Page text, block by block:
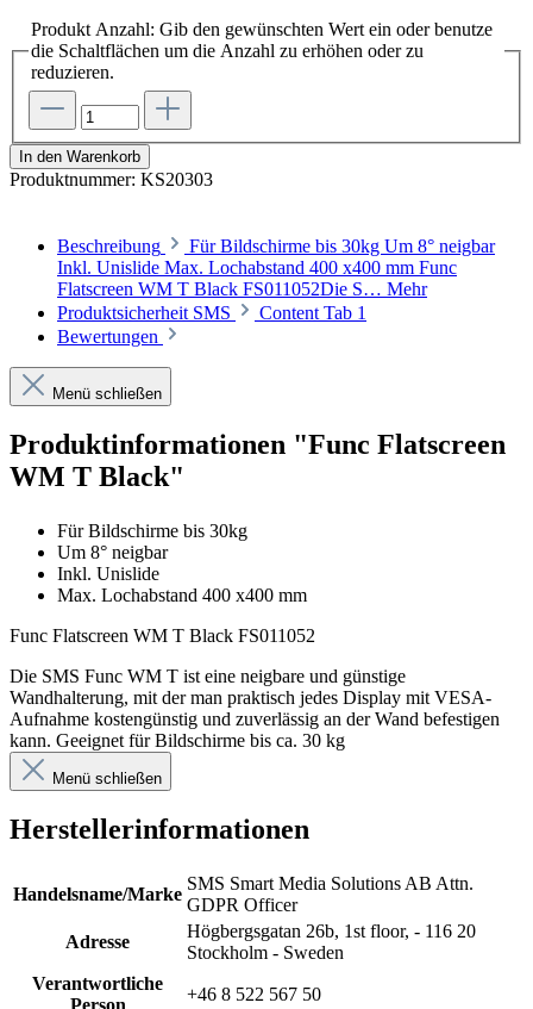
Produkt Anzahl: Gib den gewünschten Wert ein oder benutze
die Schaltflächen um die Anzahl zu erhöhen oder zu
reduzieren.
In den Warenkorb
Produktnummer: KS20303
Beschreibung
Für Bildschirme bis 30kg Um 8° neigbar
Inkl. Unislide Max. Lochabstand 400 x400 mm Func
Flatscreen WM T Black FS011052Die S… Mehr
Produktsicherheit SMS
Content Tab 1
Bewertungen
Menü schließen
Produktinformationen "Func Flatscreen
WM T Black"
Für Bildschirme bis 30kg
Um 8° neigbar
Inkl. Unislide
Max. Lochabstand 400 x400 mm
Func Flatscreen WM T Black FS011052
Die SMS Func WM T ist eine neigbare und günstige
Wandhalterung, mit der man praktisch jedes Display mit VESA-
Aufnahme kostengünstig und zuverlässig an der Wand befestigen
kann. Geeignet für Bildschirme bis ca. 30 kg
Menü schließen
Herstellerinformationen
Handelsname/Marke
SMS Smart Media Solutions AB Attn.
GDPR Officer
Adresse
Högbergsgatan 26b, 1st floor, - 116 20
Stockholm - Sweden
Verantwortliche
+46 8 522 567 50